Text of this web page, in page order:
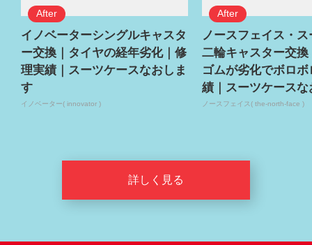
イノベーターシングルキャスタ
ー交換｜タイヤの経年劣化｜修
理実績｜スーツケースなおしま
す
イノベーター( innovator )
ノースフェイス・
二輪キャスター交換
ゴムが劣化でボロ
績｜スーツケースな
ノースフェイス( the-north-face )
詳しく見る